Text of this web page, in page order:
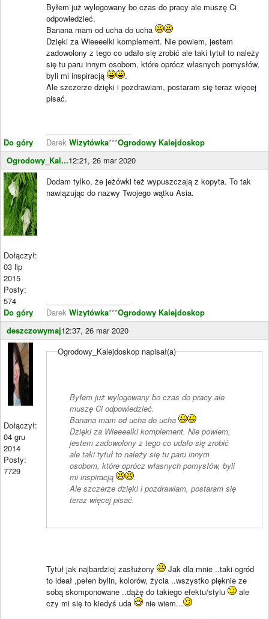
Do góry
Byłem już wylogowany bo czas do pracy ale muszę Ci
odpowiedzieć.
Banana mam od ucha do ucha
Dzięki za Wieeeelki komplement. Nie powiem, jestem
zadowolony z tego co udało się zrobić ale taki tytuł to należy
się tu paru innym osobom, które oprócz własnych pomysłów,
byli mi inspiracją
.
Ale szczerze dzięki i pozdrawiam, postaram się teraz więcej
pisać.
Darek Wizytówka***Ogrodowy Kalejdoskop
Ogrodowy_Kal...12:21, 26 mar 2020
Dołączył:
03 lip
2015
Posty:
574
Do góry
Dodam tylko, że jeżówki też wypuszczają z kopyta. To tak
nawiązując do nazwy Twojego wątku Asia.
Darek Wizytówka***Ogrodowy Kalejdoskop
deszczowymaj12:37, 26 mar 2020
Dołączył:
04 gru
2014
Posty:
7729
Ogrodowy_Kalejdoskop napisał(a)
Byłem już wylogowany bo czas do pracy ale
muszę Ci odpowiedzieć.
Banana mam od ucha do ucha
Dzięki za Wieeeelki komplement. Nie powiem,
jestem zadowolony z tego co udało się zrobić
ale taki tytuł to należy się tu paru innym
osobom, które oprócz własnych pomysłów, byli
mi inspiracją
.
Ale szczerze dzięki i pozdrawiam, postaram się
teraz więcej pisać.
Tytuł jak najbardziej zasłużony
Jak dla mnie ..taki ogród
to ideał ,pełen bylin, kolorów, życia ..wszystko pięknie ze
sobą skomponowane ..dążę do takiego efektu/stylu
ale
czy mi się to kiedyś uda
nie wiem...